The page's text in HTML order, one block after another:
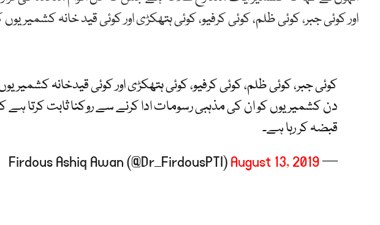
اور کوئی جبر، کوئی ظلم، کوئی کرفیو، کوئی ہتھکڑی اور کوئی قید خانہ
کوئی جبر، کوئی ظلم، کوئی کرفیو، کوئی ہتھکڑی اور کوئی قیدخانہ
دن کشمیریوں کو ان کی مذہبی رسومات ادا کرنے سے روکنا ثابت کرتا ہے
قبضہ کر رہا ہے۔
— Firdous Ashiq Awan (@Dr_FirdousPTI)
August 13, 2019